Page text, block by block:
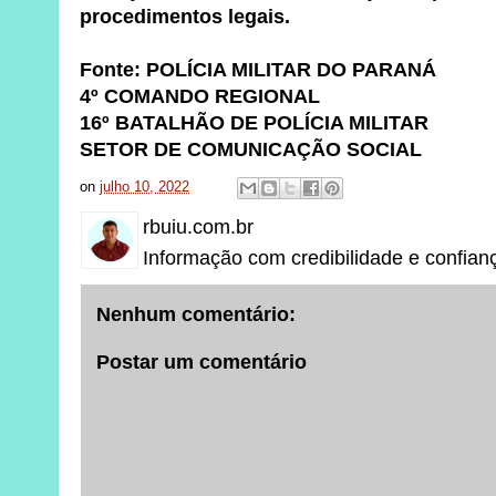
procedimentos legais.
Fonte: POLÍCIA MILITAR DO PARANÁ
4º COMANDO REGIONAL
16º BATALHÃO DE POLÍCIA MILITAR
SETOR DE COMUNICAÇÃO SOCIAL
onjulho 10, 2022
rbuiu.com.br
Informação com credibilidade e
Nenhum comentário:
Postar um comentário